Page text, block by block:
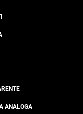
ANALOGA